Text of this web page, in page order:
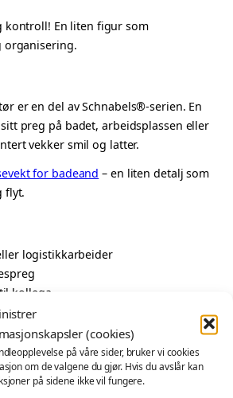
(cookies)
på våre sider, bruker vi cookies
om de valgene du gjør. Hvis du avslår kan
på sidene ikke vil fungere.
kontroll! En liten figur som
organisering.
er en del av Schnabels®-serien. En
preg på badet, arbeidsplassen eller
vekker smil og latter.
for badeand – en liten detalj som
flyt.
logistikkarbeider
kollega
karakter
håndverksbedrifter eller